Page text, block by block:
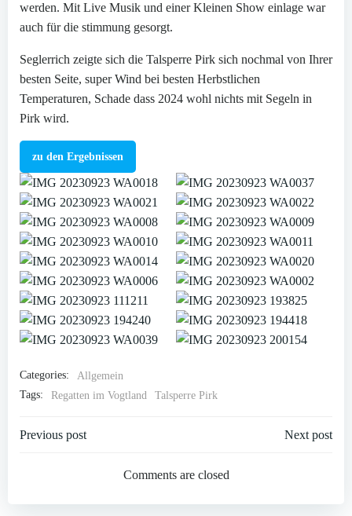
werden. Mit Live Musik und einer Kleinen Show einlage war
auch für die stimmung gesorgt.
Seglerrich zeigte sich die Talsperre Pirk sich nochmal von Ihrer
besten Seite, super Wind bei besten Herbstlichen
Temperaturen, Schade dass 2024 wohl nichts mit Segeln in
Pirk wird.
zu den Ergebnissen
Categories:
Allgemein
Tags:
Regatten im Vogtland Talsperre Pirk
Post
navigation
Previous post
navigation
Next post
Comments are closed